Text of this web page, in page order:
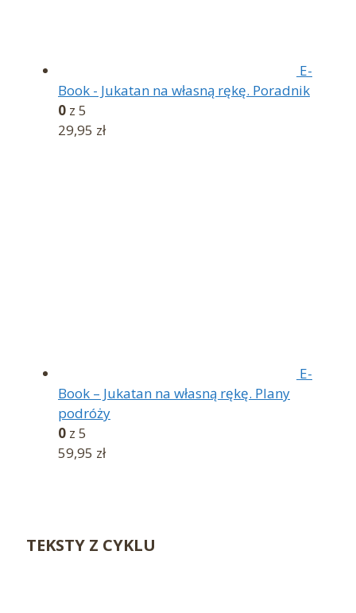
E-
Book - Jukatan na własną rękę. Poradnik
0 z 5
29,95 zł
E-
Book – Jukatan na własną rękę. Plany
podróży
0 z 5
59,95 zł
TEKSTY Z CYKLU